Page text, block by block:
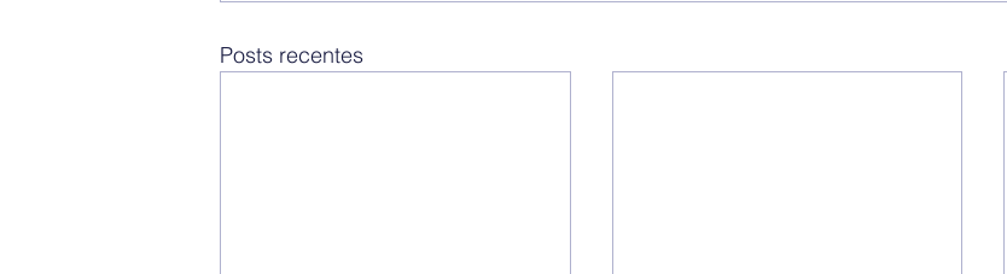
Posts recentes